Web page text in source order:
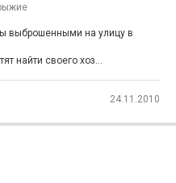
выброшенными на улицу в
найти своего хоз...
24.11.2010